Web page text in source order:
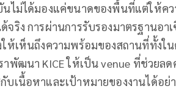
นไม่ได้มองแค่ขนาดของพื้นที่แต่ให้ค
จริง การผ่านการรับรองมาตรฐานอา
ห้เห็นถึงความพร้อมของสถานที่ทั้งใน
พัฒนา KICE ให้เป็น venue ที่ช่วยล
บเนื้อหาและเป้าหมายของงานได้อย่